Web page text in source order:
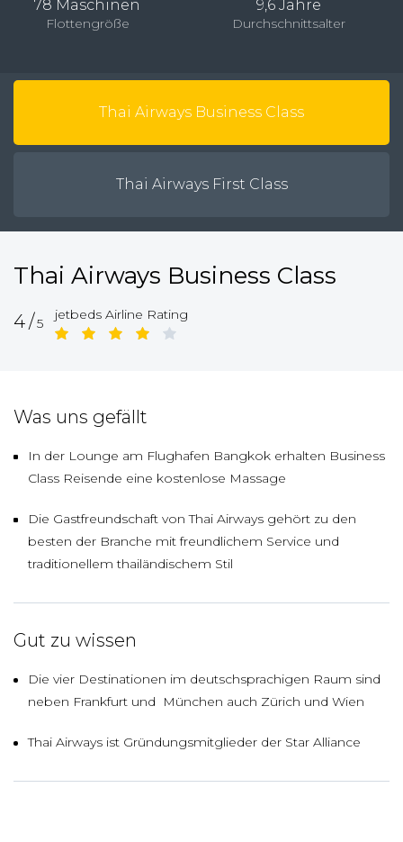
78 Maschinen
Flottengröße
9,6 Jahre
Durchschnittsalter
Thai Airways Business Class
Thai Airways First Class
Thai Airways Business Class
4/5
jetbeds Airline Rating
Was uns gefällt
In der Lounge am Flughafen Bangkok erhalten Business
Class Reisende eine kostenlose Massage
Die Gastfreundschaft von Thai Airways gehört zu den
besten der Branche mit freundlichem Service und
traditionellem thailändischem Stil
Gut zu wissen
Die vier Destinationen im deutschsprachigen Raum sind
neben Frankfurt und München auch Zürich und Wien
Thai Airways ist Gründungsmitglieder der Star Alliance